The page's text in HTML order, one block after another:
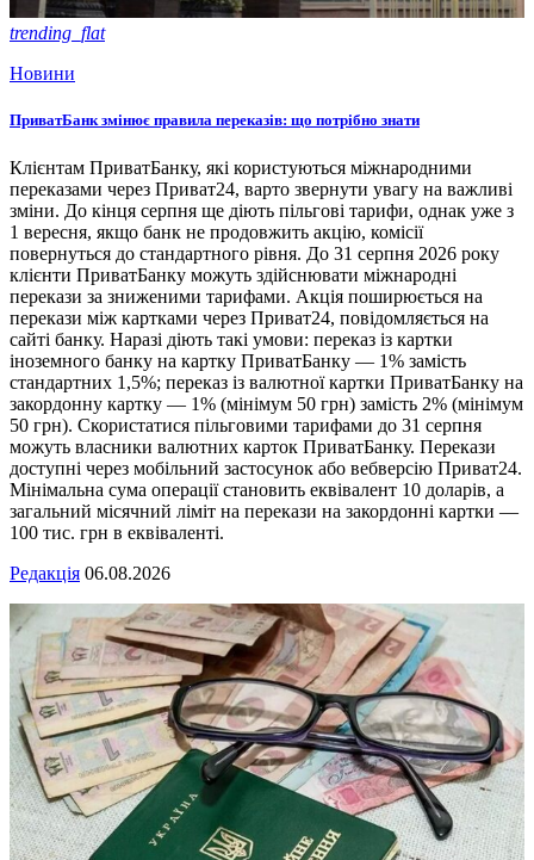
trending_flat
Новини
ПриватБанк змінює правила переказів: що потрібно знати
Клієнтам ПриватБанку, які користуються міжнародними
переказами через Приват24, варто звернути увагу на важливі
зміни. До кінця серпня ще діють пільгові тарифи, однак уже з
1 вересня, якщо банк не продовжить акцію, комісії
повернуться до стандартного рівня. До 31 серпня 2026 року
клієнти ПриватБанку можуть здійснювати міжнародні
перекази за зниженими тарифами. Акція поширюється на
перекази між картками через Приват24, повідомляється на
сайті банку. Наразі діють такі умови: переказ із картки
іноземного банку на картку ПриватБанку — 1% замість
стандартних 1,5%; переказ із валютної картки ПриватБанку на
закордонну картку — 1% (мінімум 50 грн) замість 2% (мінімум
50 грн). Скористатися пільговими тарифами до 31 серпня
можуть власники валютних карток ПриватБанку. Перекази
доступні через мобільний застосунок або вебверсію Приват24.
Мінімальна сума операції становить еквівалент 10 доларів, а
загальний місячний ліміт на перекази на закордонні картки —
100 тис. грн в еквіваленті.
Редакція 06.08.2026